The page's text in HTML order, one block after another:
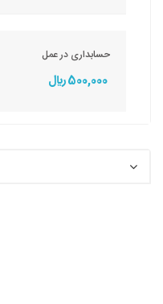
حسابداری در عمل
500,000 ريال